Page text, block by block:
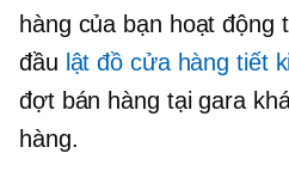
hàng của bạn hoạt động
đầu lật đồ cửa hàng tiết
đợt bán hàng tại gara
hàng.